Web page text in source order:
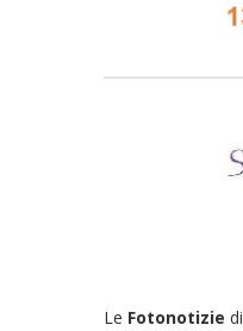
Le Fotonotizie di